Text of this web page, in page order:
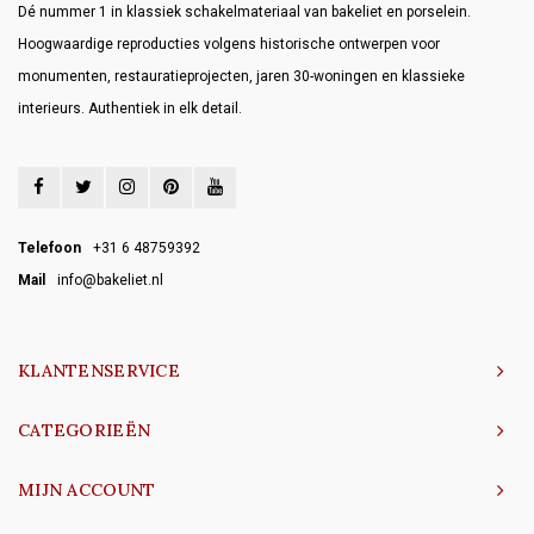
Dé nummer 1 in klassiek schakelmateriaal van bakeliet en porselein.
Hoogwaardige reproducties volgens historische ontwerpen voor
monumenten, restauratieprojecten, jaren 30-woningen en klassieke
interieurs. Authentiek in elk detail.
Telefoon
+31 6 48759392
Mail
info@bakeliet.nl
KLANTENSERVICE
CATEGORIEËN
MIJN ACCOUNT